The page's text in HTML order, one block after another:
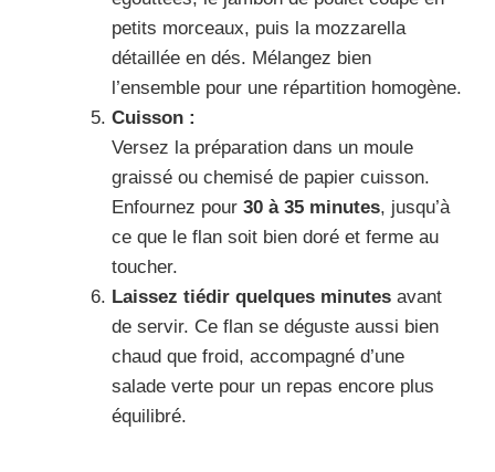
petits morceaux, puis la mozzarella
détaillée en dés. Mélangez bien
l’ensemble pour une répartition homogène.
Cuisson :
Versez la préparation dans un moule
graissé ou chemisé de papier cuisson.
Enfournez pour 30 à 35 minutes, jusqu’à
ce que le flan soit bien doré et ferme au
toucher.
Laissez tiédir quelques minutes avant
de servir. Ce flan se déguste aussi bien
chaud que froid, accompagné d’une
salade verte pour un repas encore plus
équilibré.